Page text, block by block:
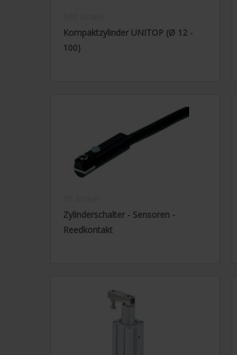
Kompaktzylinder UNITOP (Ø 12 -
100)
Zylinderschalter - Sensoren -
Reedkontakt